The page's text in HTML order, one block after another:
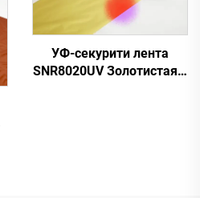
УФ-секурити лента
SNR8020UV Золотистая к